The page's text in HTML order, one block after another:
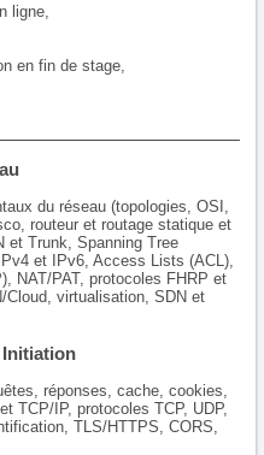
ligne,
en fin de stage,
du réseau (topologies, OSI,
routeur et routage statique et
et Trunk, Spanning Tree
et IPv6, Access Lists (ACL),
NAT/PAT, protocoles FHRP et
Cloud, virtualisation, SDN et
réponses, cache, cookies,
TCP/IP, protocoles TCP, UDP,
TLS/HTTPS, CORS,